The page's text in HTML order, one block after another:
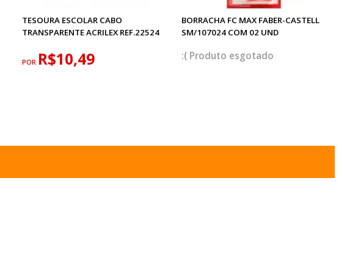
TESOURA ESCOLAR CABO
TRANSPARENTE ACRILEX REF.22524
POR R$10,49
BORRACHA FC MAX FABER-CASTELL
SM/107024 COM 02 UND
esgotado